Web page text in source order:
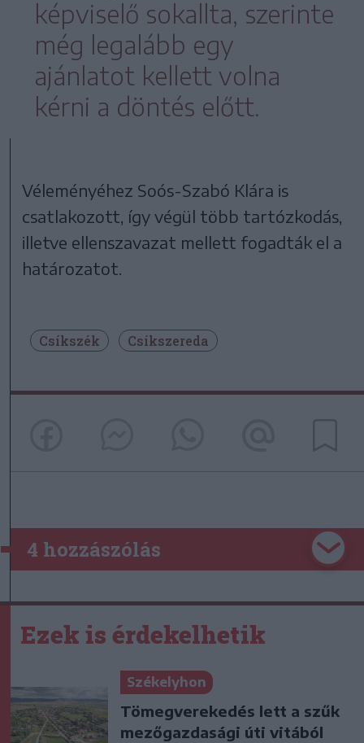
képviselő sokallta, szerinte
még legalább egy
ajánlatot kellett volna
kérni a döntés előtt.
Véleményéhez Soós-Szabó Klára is
csatlakozott, így végül több tartózkodás,
illetve ellenszavazat mellett fogadták el a
határozatot.
Csíkszék Csíkszereda
4 hozzászólás
Ezek is érdekelhetik
Székelyhon
Tömegverekedés lett a szűk
mezőgazdasági úti vitából